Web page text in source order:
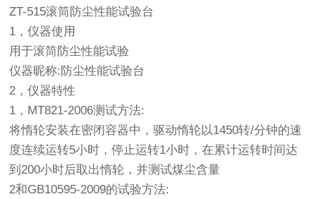
ZT-515滚筒防尘性能试验台
1，仪器使用
用于滚筒防尘性能试验
仪器昵称:防尘性能试验台
2，仪器特性
1，MT821-2006测试方法:
将惰轮安装在密闭容器中，驱动惰轮以1450转/分钟的速
度连续运转5小时，停止运转1小时，在累计运转时间达
到200小时后取出惰轮，并测试煤尘含量
2和GB10595-2009的试验方法: